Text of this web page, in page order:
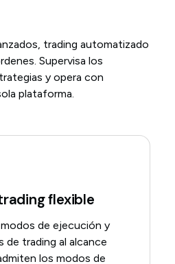
trading automatizado
Supervisa los
y opera con
plataforma.
flexible
modos de ejecución y
de trading al alcance
los modos de